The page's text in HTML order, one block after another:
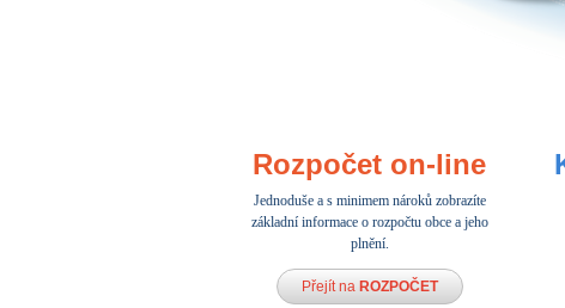
Rozpočet on-line
Jednoduše a s minimem nároků zobrazíte
základní informace o rozpočtu obce a jeho
plnění.
Přejít na ROZPOČET